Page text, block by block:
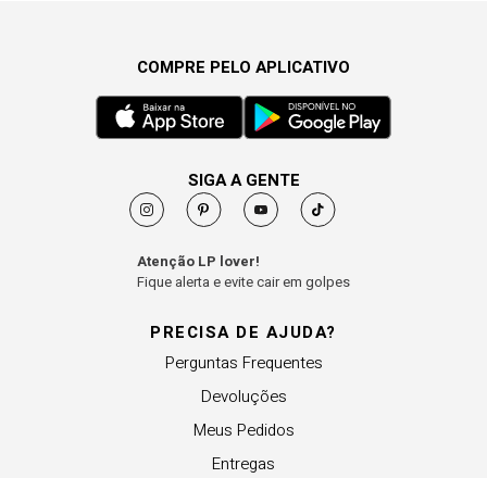
PRECISA DE AJUDA?
Perguntas Frequentes
Devoluções
Meus Pedidos
Entregas
COMPRE PELO APLICATIVO
SIGA A GENTE
Atenção LP lover!
Fique alerta e evite cair em golpes